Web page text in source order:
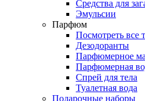
Средства для
Эмульсии
Парфюм
Посмотреть все
Дезодоранты
Парфюмерное
Парфюмерная
Спрей для тела
Туалетная вода
Подарочные наборы